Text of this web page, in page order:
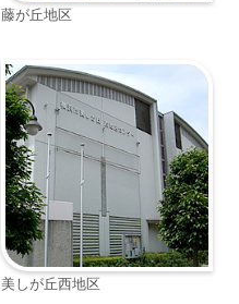
藤が丘地区
美しが丘西地区